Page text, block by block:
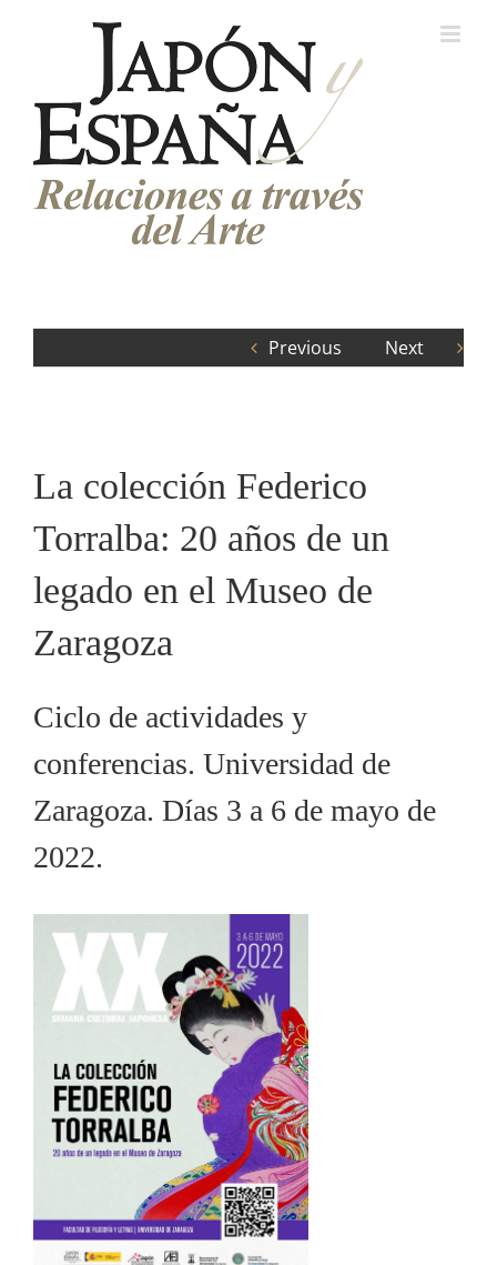
Previous Next
La colección Federico
Torralba: 20 años de un
legado en el Museo de
Zaragoza
Ciclo de actividades y
conferencias. Universidad de
Zaragoza. Días 3 a 6 de mayo de
2022.